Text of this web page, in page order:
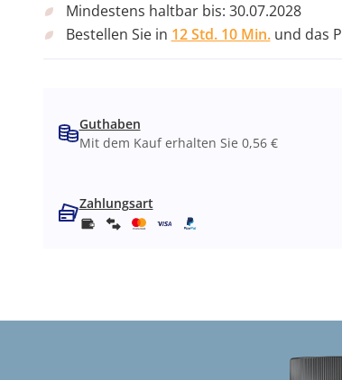
Mindestens haltbar bis: 30.07.2028
Bestellen Sie in 12 Std. 10 Min.und das
Guthaben
Mit dem Kauf erhalten Sie 0,56 €
Zahlungsart